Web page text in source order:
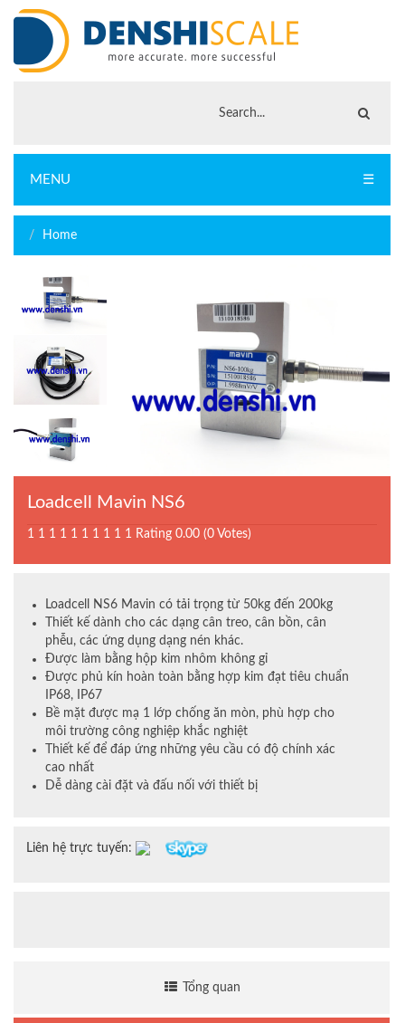
MENU ☰
Home
Loadcell Mavin NS6
1 1 1 1 1 1 1 1 1 1 Rating 0.00 (0 Votes)
Loadcell NS6 Mavin có tải trọng từ 50kg đến 200kg
Thiết kế dành cho các dạng cân treo, cân bồn, cân
phễu, các ứng dụng dạng nén khác.
Được làm bằng hộp kim nhôm không gỉ
Được phủ kín hoàn toàn bằng hợp kim đạt tiêu chuẩn
IP68, IP67
Bề mặt được mạ 1 lớp chống ăn mòn, phù hợp cho
môi trường công nghiệp khắc nghiệt
Thiết kế để đáp ứng những yêu cầu có độ chính xác
cao nhất
Dễ dàng cài đặt và đấu nối với thiết bị
Liên hệ trực tuyến:
Tổng quan